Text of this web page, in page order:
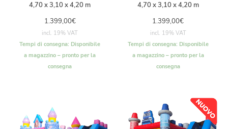
4,70 x 3,10 x 4,20 m
1.399,00€
incl. 19% VAT
Tempi di consegna: Disponibile
a magazzino – pronto per la
consegna
4,70 x 3,10 x 4,20 m
1.399,00€
incl. 19% VAT
Tempi di consegna: Disponibile
a magazzino – pronto per la
consegna